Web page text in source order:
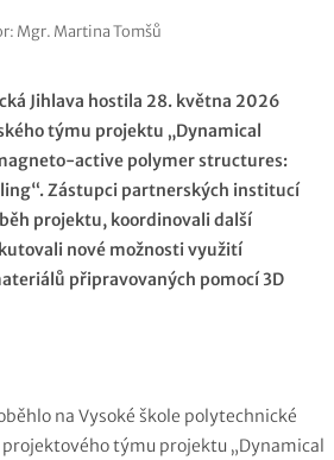
Mgr. Martina Tomšů
Jihlava hostila 28. května 2026
týmu projektu „Dynamical
active polymer structures:
Zástupci partnerských institucí
projektu, koordinovali další
nové možnosti využití
připravovaných pomocí 3D
na Vysoké škole polytechnické
týmu projektu „Dynamical